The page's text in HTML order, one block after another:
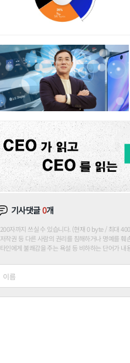
기사댓글0개
200자까지 쓰실 수 있습니다. (현재 0 byte / 최대
저작권 등 다른 사람의 권리를 침해하거나 명예를
타인에게 불쾌감을 주는 욕설 등 비하하는 단어가